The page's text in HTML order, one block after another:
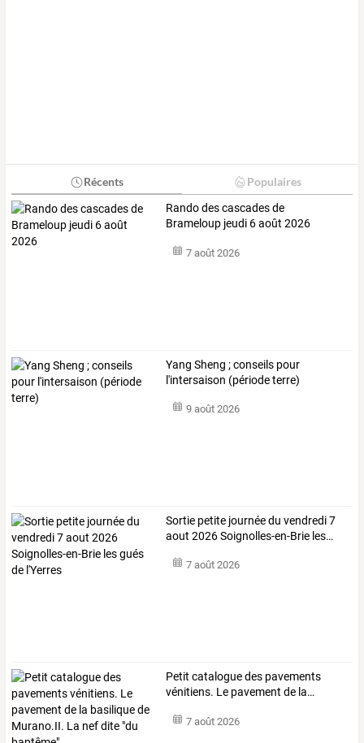
Récents Populaires
Rando des cascades de
Brameloup jeudi 6 août 2026
7 août 2026
Yang Sheng ; conseils pour
l'intersaison (période terre)
9 août 2026
Sortie petite journéedu vendredi7
aout 2026Soignolles-en-Brie les…
7 août 2026
Petit cataloguedes pavements
vénitiens. Le pavement de la…
7 août 2026